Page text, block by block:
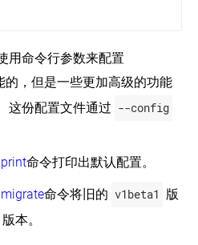
用命令行参数来配置
的，但是一些更加高级的功能
这份配置文件通过 --config
命令打印出默认配置。
命令将旧的 v1beta1 版
版本。